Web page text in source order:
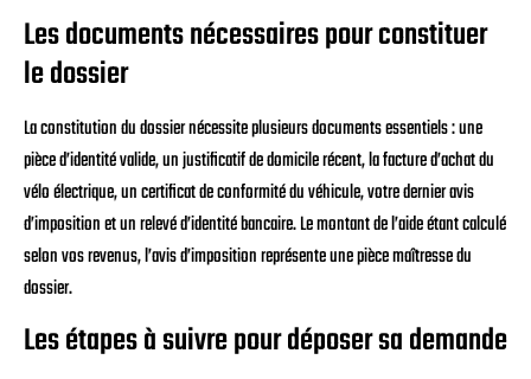
Les documents nécessaires pour constituer
le dossier
La constitution du dossier nécessite plusieurs documents essentiels : une
pièce d’identité valide, un justificatif de domicile récent, la facture d’achat du
vélo électrique, un certificat de conformité du véhicule, votre dernier avis
d’imposition et un relevé d’identité bancaire. Le montant de l’aide étant calculé
selon vos revenus, l’avis d’imposition représente une pièce maîtresse du
dossier.
Les étapes à suivre pour déposer sa demande